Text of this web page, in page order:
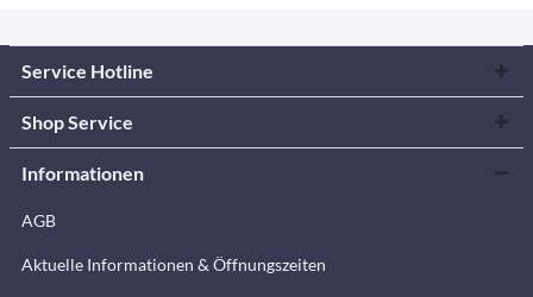
Service Hotline
Shop Service
Informationen
AGB
Aktuelle Informationen & Öffnungszeiten